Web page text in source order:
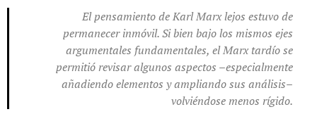
El pensamiento de Karl Marx lejos estuvo de
permanecer inmóvil. Si bien bajo los mismos ejes
argumentales fundamentales, el Marx tardío se
permitió revisar algunos aspectos –especialmente
añadiendo elementos y ampliando sus análisis–
volviéndose menos rígido.